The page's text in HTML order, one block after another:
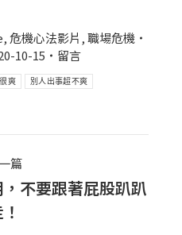
,危機心法影片 ,職場危機
10-15
留言
爽 別人出事超不爽
篇
上
一
不要跟著屁股趴趴